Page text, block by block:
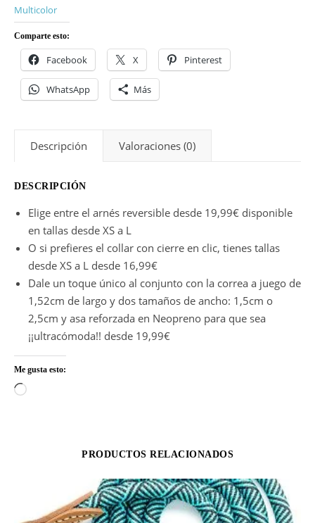
Multicolor
Comparte esto:
Facebook X Pinterest
WhatsApp Más
Descripción Valoraciones (0)
DESCRIPCIÓN
Elige entre el arnés reversible desde 19,99€ disponible
en tallas desde XS a L
O si prefieres el collar con cierre en clic, tienes tallas
desde XS a L desde 16,99€
Dale un toque único al conjunto con la correa a juego de
1,52cm de largo y dos tamaños de ancho: 1,5cm o
2,5cm y asa reforzada en Neopreno para que sea
¡¡ultracómoda!! desde 19,99€
Me gusta esto:
Cargando...
PRODUCTOS RELACIONADOS